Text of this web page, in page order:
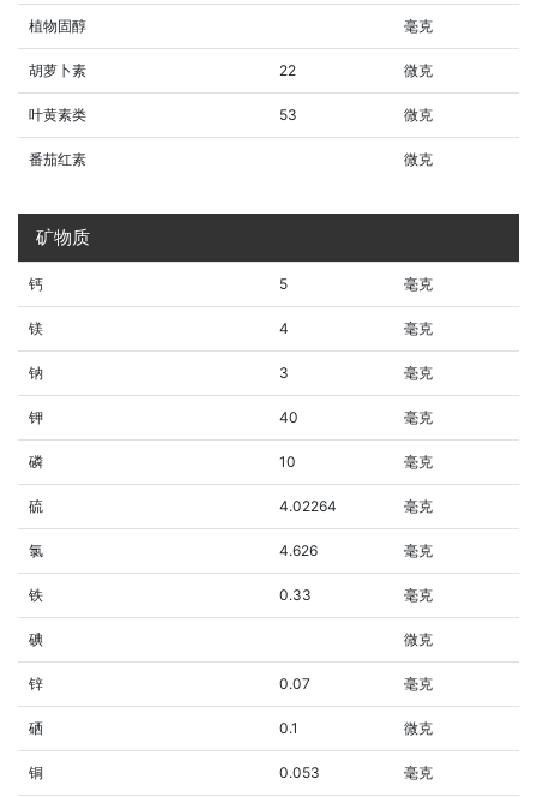
植物固醇 毫克
胡萝卜素 22 微克
叶黄素类 53 微克
番茄红素 微克
矿物质
钙 5 毫克
镁 4 毫克
钠 3 毫克
钾 40 毫克
磷 10 毫克
硫 4.02264 毫克
氯 4.626 毫克
铁 0.33 毫克
碘 微克
锌 0.07 毫克
硒 0.1 微克
铜 0.053 毫克